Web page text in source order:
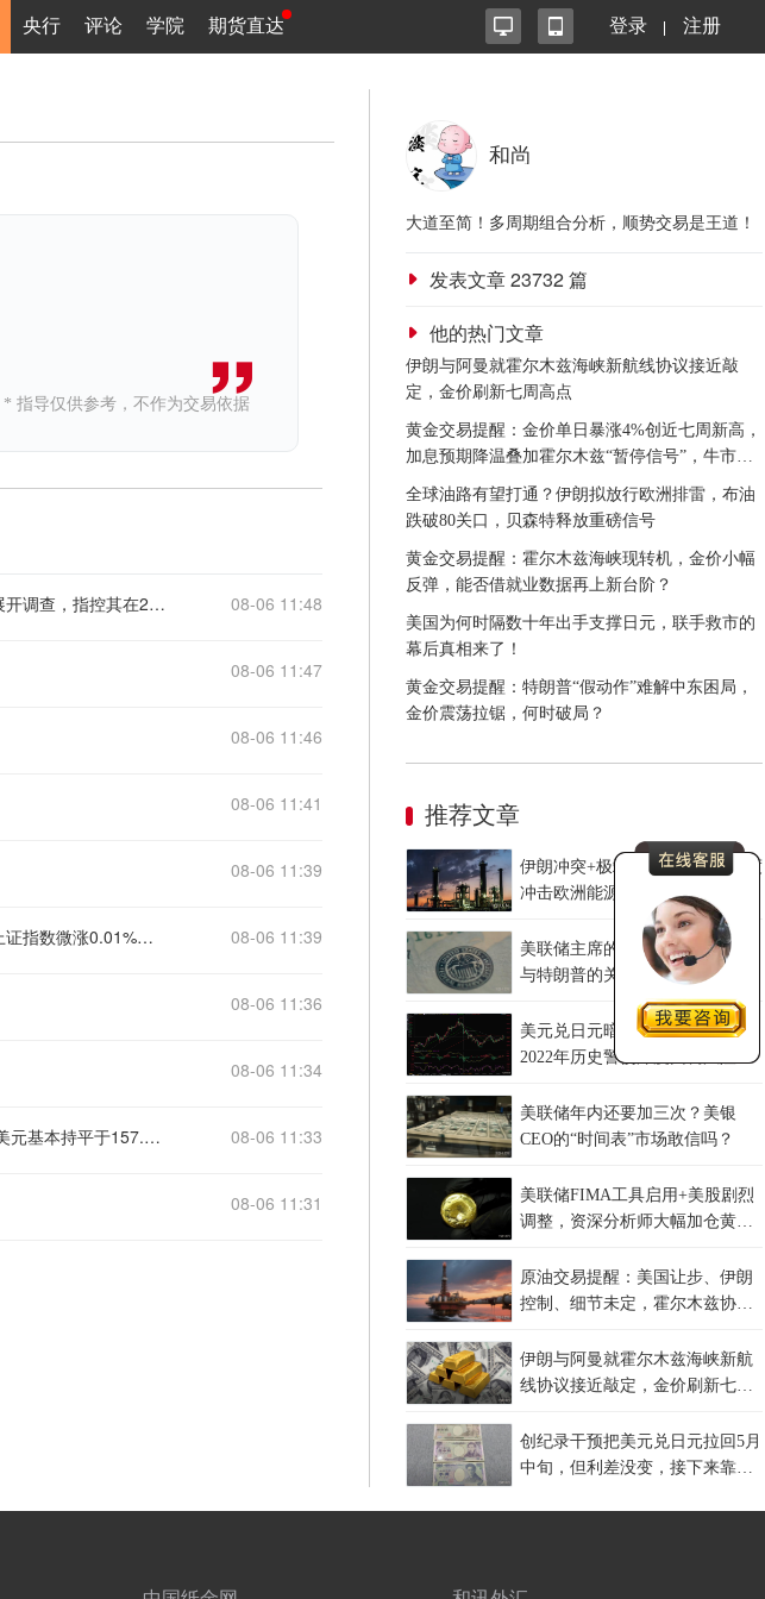
央行 评论 学院 期货直达 登录 注册
* 指导仅供参考，不作为交易依据
【韩国公平交易委员会调查15家机构涉嫌串通操纵国债拍卖】 (1) 韩国公平交易委员会已对15家一级交易商展开调查，指控其在2020年1月至2023年6月期间的国债拍卖中串通并交换信息，涉及约76.2万亿韩元的投标金额。审查员已向委员会提交审查报告，建议采取纠正措施、罚款及刑事移送。 (2) 委员会将审查是否存在违法行为，如确认违法，将在审议后决定制裁级别。目前案件处于审查员建议阶段，最终裁决尚未作出。 (3) 被调查的机构包括教保证券、大信证券、Meritz证券、未来资产证券、三星证券、新韩证券、NH证券、KB证券、韩国投资证券、Kiwoom证券，以及KB国民证券、农协证券、韩国产业银行、韩亚银行和韩国开发银行。 08-06 11:48
08-06 11:47
08-06 11:46
08-06 11:41
08-06 11:39
【A股早盘涨跌分化，贵金属电子化学品领涨，教育汽车整车回调】 (1) 截至午盘，A股三大指数涨跌不一：上证指数微涨0.01%，深证成指跌0.52%，创业板指跌0.67%；北证50跌0.38%，科创50跌0.16%。全市场成交额17651亿元，较上日放量626亿元，超3700只个股下跌。 (2) 板块方面，电子化学品、贵金属、煤炭开采加工、元件、通信设备涨幅居前。贵金属高开低走，招金黄金涨超5%；电子化学品低开高走，江化微涨停，中巨芯盘中触及20cm涨停；煤炭震荡走高，昊华能源涨停。 (3) 教育、汽车整车、电力、证券、港口航运跌幅居前。教育板块集体回调，凯文教育、中公教育领跌；汽车整车持续走低，北汽蓝谷、众泰汽车、江淮汽车跌幅居前。 08-06 11:39
08-06 11:36
08-06 11:34
【日元苦守干预涨幅，美元徘徊六周低点，关注美国就业数据】 1. 周四亚洲汇市整体缺乏明确方向，日元兑美元基本持平于157.70附近，守住上周日美联合干预带来的大部分涨幅。美元兑日元已从周一触及的155.20三个月低点有所反弹，但仍远低于上月创下的164附近的数十年低点。 2. 美元指数基本持稳于99.70附近，徘徊在六周低点附近，市场正在评估伊朗与阿曼拟议协议能否为结束美伊战争铺平道路。媒体报道称，该协议可能赋予伊朗对经霍尔木兹海峡驶入海湾船只的控制权，但美国方面尚未就此置评，且官员此前一再强调不会接受伊朗控制这条全球最重要的能源运输通道。 3. 油价周四窄幅震荡，布伦特原油报每桶79.39美元，接近6月美伊签署临时和平协议时的水平。澳洲国民银行外汇策略主管表示，市场目前基本处于观望状态，等待协议能否最终达成。 4. 日本央行6月会议纪要显示，决策者仍在讨论日益加剧的物价风险，可能需要进一步加息，强化了最早于9月再次加息的理由。不过，调查显示近95%的受访者认为，仅靠汇率干预无法可持续遏制日元贬值，日本央行必须加息才能产生持久影响。 5. 市场焦点同时转向周五公布的美国7月非农就业报告。调查预计7月将增加8万个就业岗位，失业率维持在4.2%。 6. 美联储理事库克表示，她对上调短期利率以应对“过高”通胀持开放态度。美国旧金山联储主席戴利表示，她“完全支持”美联储上周维持利率不变的决定，并强调在9月政策会议前，央行需要收集更多数据，以判断当前通胀究竟是由供给面冲击引发的暂时现象，还是更持久的价格上升趋势正在形成 08-06 11:33
08-06 11:31
和尚
大道至简！多周期组合分析，顺势交易是王道！
发表文章23732篇
他的热门文章
伊朗与阿曼就霍尔木兹海峡新航线协议接近敲
定，金价刷新七周高点
黄金交易提醒：金价单日暴涨4%创近七周新高，
加息预期降温叠加霍尔木兹“暂停信号”，牛市重
启了？
全球油路有望打通？伊朗拟放行欧洲排雷，布油
跌破80关口，贝森特释放重磅信号
黄金交易提醒：霍尔木兹海峡现转机，金价小幅
反弹，能否借就业数据再上新台阶？
美国为何时隔数十年出手支撑日元，联手救市的
幕后真相来了！
黄金交易提醒：特朗普“假动作”难解中东困局，
金价震荡拉锯，何时破局？
推荐文章
伊朗冲突+极端高温干旱，全维度
冲击欧洲能源系统
美联储主席的“热线电话”：沃什
与特朗普的关系是一张信任票还
美元兑日元暗藏天花板，复盘
2022年历史警惕深度回调风险
美联储年内还要加三次？美银
CEO的“时间表”市场敢信吗？
美联储FIMA工具启用+美股剧烈
调整，资深分析师大幅加仓黄金
原油交易提醒：美国让步、伊朗
控制、细节未定，霍尔木兹协议
伊朗与阿曼就霍尔木兹海峡新航
线协议接近敲定，金价刷新七周
创纪录干预把美元兑日元拉回5月
中旬，但利差没变，接下来靠什